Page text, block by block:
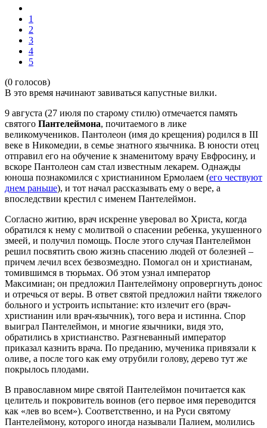
1
2
3
4
5
(0 голосов)
В это время начинают завиваться капустные вилки.
9 августа (27 июля по старому стилю) отмечается память
святого Пантелеймона, почитаемого в лике
великомучеников. Пантолеон (имя до крещения) родился в III
веке в Никомедии, в семье знатного язычника. В юности отец
отправил его на обучение к знаменитому врачу Евфросину, и
вскоре Пантолеон сам стал известным лекарем. Однажды
юноша познакомился с христианином Ермолаем (его чествуют
днем раньше), и тот начал рассказывать ему о вере, а
впоследствии крестил с именем Пантелеймон.
Согласно житию, врач искренне уверовал во Христа, когда
обратился к нему с молитвой о спасении ребенка, укушенного
змеей, и получил помощь. После этого случая Пантелеймон
решил посвятить свою жизнь спасению людей от болезней –
причем лечил всех безвозмездно. Помогал он и христианам,
томившимся в тюрьмах. Об этом узнал император
Максимиан; он предложил Пантелеймону опровергнуть донос
и отречься от веры. В ответ святой предложил найти тяжелого
больного и устроить испытание: кто излечит его (врач-
христианин или врач-язычник), того вера и истинна. Спор
выиграл Пантелеймон, и многие язычники, видя это,
обратились в христианство. Разгневанный император
приказал казнить врача. По преданию, мученика привязали к
оливе, а после того как ему отрубили голову, дерево тут же
покрылось плодами.
В православном мире святой Пантелеймон почитается как
целитель и покровитель воинов (его первое имя переводится
как «лев во всем»). Соответственно, и на Руси святому
Пантелеймону, которого иногда называли Палием, молились